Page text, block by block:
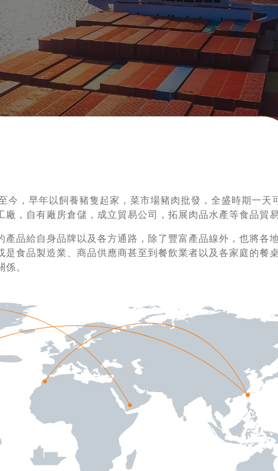
今，早年以飼養豬隻起家，菜市場豬肉批發，全盛時期一天
，自有廠房倉儲，成立貿易公司，拓展肉品水產等食品貿易
品給自身品牌以及各方通路，除了豐富產品線外，也將各
食品製造業、商品供應商甚至到餐飲業者以及各家庭的餐
。